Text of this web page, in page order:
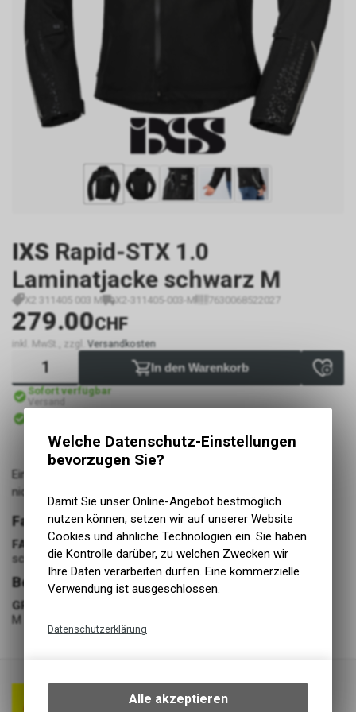
IXS Rapid-STX 1.0
Laminatjacke schwarz M
X2 311405 003 M X2-311405-003-M 7630068522027
279.00CHF
inkl. MwSt., zzgl. Versandkosten
In den Warenkorb
Sofort verfügbar
Versand
Eine allwettertaugliche, schützende und bequeme Jacke, die
nicht wie eine Motorradjacke aussieht.
Farbe
FARBE
schwarz
Bekleidung
GRÖSSE
M
Welche Datenschutz-Einstellungen
bevorzugen Sie?
Damit Sie unser Online-Angebot bestmöglich
nutzen können, setzen wir auf unserer Website
Cookies und ähnliche Technologien ein. Sie haben
die Kontrolle darüber, zu welchen Zwecken wir
Ihre Daten verarbeiten dürfen. Eine kommerzielle
Verwendung ist ausgeschlossen.
Datenschutzerklärung
bestimmte Interaktionen und
Alle akzeptieren